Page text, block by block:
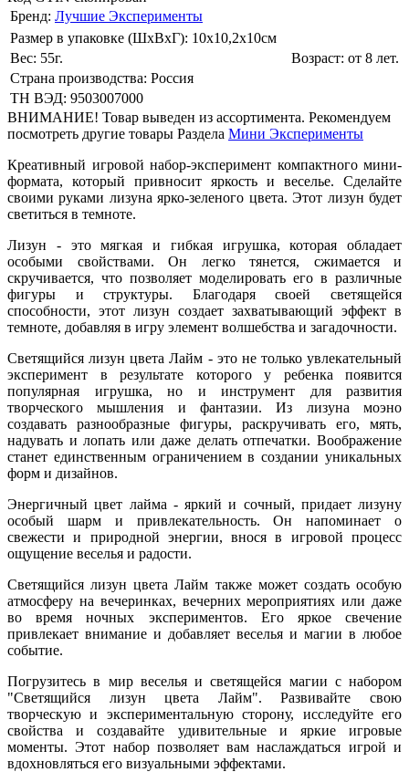
Бренд: Лучшие Эксперименты
Размер в упаковке (ШхВxГ): 10х10,2х10cм
Вес: 55г.
Возраст: от 8 лет.
Страна производства: Россия
ТН ВЭД: 9503007000
ВНИМАНИЕ! Товар выведен из ассортимента. Рекомендуем
посмотреть другие товары Раздела Мини Эксперименты
Креативный игровой набор-эксперимент компактного мини-
формата, который привносит яркость и веселье. Сделайте
своими руками лизуна ярко-зеленого цвета. Этот лизун будет
светиться в темноте.
Лизун - это мягкая и гибкая игрушка, которая обладает
особыми свойствами. Он легко тянется, сжимается и
скручивается, что позволяет моделировать его в различные
фигуры и структуры. Благодаря своей светящейся
способности, этот лизун создает захватывающий эффект в
темноте, добавляя в игру элемент волшебства и загадочности.
Светящийся лизун цвета Лайм - это не только увлекательный
эксперимент в результате которого у ребенка появится
популярная игрушка, но и инструмент для развития
творческого мышления и фантазии. Из лизуна моэно
создавать разнообразные фигуры, раскручивать его, мять,
надувать и лопать или даже делать отпечатки. Воображение
станет единственным ограничением в создании уникальных
форм и дизайнов.
Энергичный цвет лайма - яркий и сочный, придает лизуну
особый шарм и привлекательность. Он напоминает о
свежести и природной энергии, внося в игровой процесс
ощущение веселья и радости.
Светящийся лизун цвета Лайм также может создать особую
атмосферу на вечеринках, вечерних мероприятиях или даже
во время ночных экспериментов. Его яркое свечение
привлекает внимание и добавляет веселья и магии в любое
событие.
Погрузитесь в мир веселья и светящейся магии с набором
"Светящийся лизун цвета Лайм". Развивайте свою
творческую и экспериментальную сторону, исследуйте его
свойства и создавайте удивительные и яркие игровые
моменты. Этот набор позволяет вам наслаждаться игрой и
вдохновляться его визуальными эффектами.